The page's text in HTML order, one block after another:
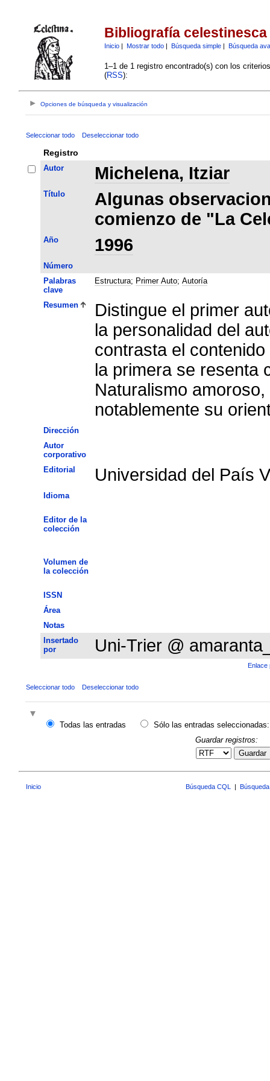
Bibliografía celestinesca
Inicio| Mostrar todo| Búsqueda simple| Búsqueda
1–1 de 1 registro encontrado(s) con los
(RSS):
Opciones de búsqueda y visualización
Seleccionar todo Deseleccionar todo
Registro
Autor Michelena, Itziar
Título
Algunas
comienzo de "La
Año 1996
Número
Palabras
clave
Estructura; Primer Auto; Autoría
Resumen
Distingue el primer
la personalidad del
contrasta el
la primera se resenta
Naturalismo
notablemente su
Dirección
Autor
corporativo
Editorial
Universidad del País
Idioma
Editor de la
colección
Volumen de
la colección
ISSN
Área
Notas
Insertado
por
Uni-Trier @
Enlace
Seleccionar todo Deseleccionar todo
Todas las entradas
Sólo las entradas seleccionadas:
Guardar registros:
Guardar
Inicio Búsqueda CQL